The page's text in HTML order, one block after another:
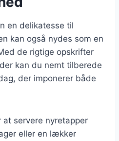
en delikatesse til
kan også nydes som en
de rigtige opskrifter
kan du nemt tilberede
der imponerer både
servere nyretapper
eller en lækker